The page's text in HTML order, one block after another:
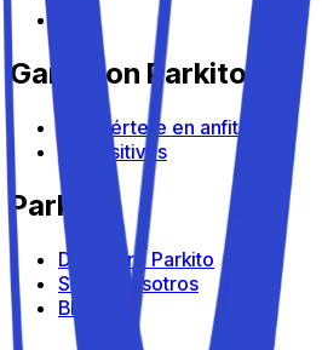
Gana con Parkito
Conviértete en anfitrión
Dispositivos
Parkito
Descubre Parkito
Sobre nosotros
Blog